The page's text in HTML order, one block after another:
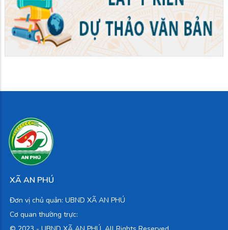
XÃ AN PHÚ
Đơn vị chủ quản: UBND XÃ AN PHÚ
Cơ quan thường trực: